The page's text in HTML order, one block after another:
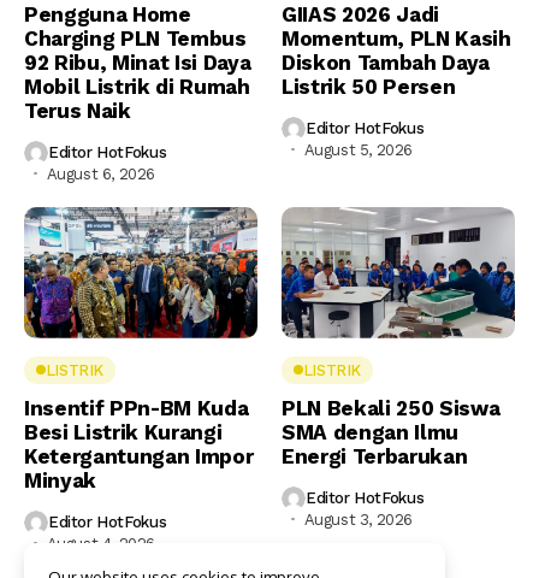
Pengguna Home
Charging PLN Tembus
92 Ribu, Minat Isi Daya
Mobil Listrik di Rumah
Terus Naik
Editor HotFokus
August 6, 2026
GIIAS 2026 Jadi
Momentum, PLN Kasih
Diskon Tambah Daya
Listrik 50 Persen
Editor HotFokus
August 5, 2026
LISTRIK
Insentif PPn-BM Kuda
Besi Listrik Kurangi
Ketergantungan Impor
Minyak
Editor HotFokus
August 4, 2026
LISTRIK
PLN Bekali 250 Siswa
SMA dengan Ilmu
Energi Terbarukan
Editor HotFokus
August 3, 2026